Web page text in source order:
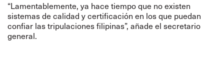
“Lamentablemente, ya hace tiempo que no existen
sistemas de calidad y certificación en los que puedan
confiar las tripulaciones filipinas”, añade el secretario
general.